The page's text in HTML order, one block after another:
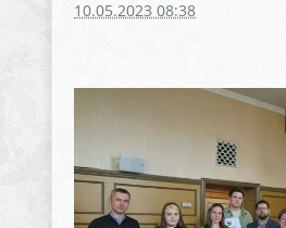
10.05.2023 08:38